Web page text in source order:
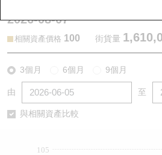
2026-08-07
相關資產價格 100 街貨量
3個月 6個月 9個月
由 至
與相關資產比較
105
認股證分析儀
認股證/牛熊證日誌
新發行瑞銀牛熊證
牛熊證到期結算價查詢
街貨統計
科指成份股
中資ETFs溢價比較
牛熊證投資者教育